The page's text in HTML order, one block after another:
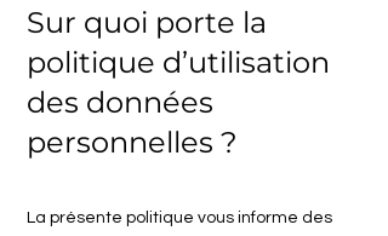
Sur quoi porte la
politique d’utilisation
des données
personnelles ?
La présente politique vous informe des